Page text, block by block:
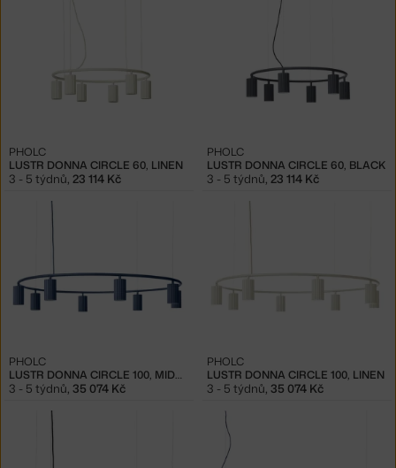
LUSTR DONNA CIRCLE 60, LINEN
PHOLC
3 - 5 týdnů, 23 114 Kč
LUSTR DONNA CIRCLE 60, BLACK
PHOLC
3 - 5 týdnů, 23 114 Kč
LUSTR DONNA CIRCLE 100, MIDNIGHT BLUE
PHOLC
3 - 5 týdnů, 35 074 Kč
LUSTR DONNA CIRCLE 100, LINEN
PHOLC
3 - 5 týdnů, 35 074 Kč